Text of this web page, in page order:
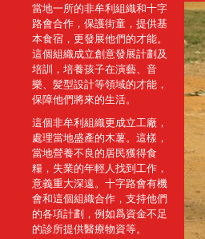
當地一所的非牟利組織和十字
路會合作，保護街童，提供基
本食宿，更發展他們的才能。
這個組織成立創意發展計劃及
培訓，培養孩子在演藝、音
樂、髪型設計等領域的才能，
保障他們將來的生活。
這個非牟利組織更成立工廠，
處理當地盛產的木薯。這樣，
當地營養不良的居民獲得食
糧，失業的年輕人找到工作，
意義重大深遠。十字路會有機
會和這個組織合作，支持他們
的各項計劃，例如爲資金不足
的診所提供醫療物資等。